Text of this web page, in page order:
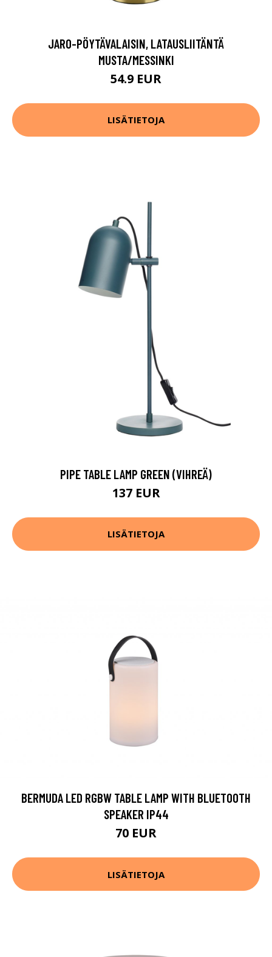
JARO-PÖYTÄVALAISIN, LATAUSLIITÄNTÄ
MUSTA/MESSINKI
54.9 EUR
LISÄTIETOJA
PIPE TABLE LAMP GREEN (VIHREÄ)
137 EUR
LISÄTIETOJA
BERMUDA LED RGBW TABLE LAMP WITH BLUETOOTH
SPEAKER IP44
70 EUR
LISÄTIETOJA